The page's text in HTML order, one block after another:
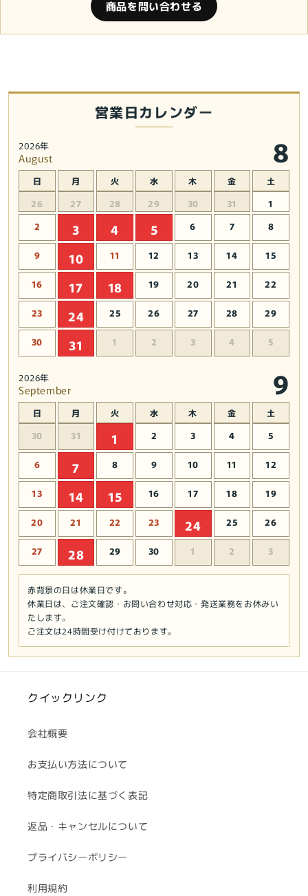
商品を問い合わせる
営業日カレンダー
2026年
August 8
日 月 火 水 木 金 土
26 27 28 29 30 31
1
2
3 4 5 6 7 8
9 10 11 12 13 14 15
16 17 18 19 20 21 22
23 24 25 26 27 28 29
30 31 1 2 3 4 5
2026年
September 9
日 月 火 水 木 金 土
30 31 1 2 3 4 5
6 7 8 9 10 11 12
13 14 15 16 17 18 19
20 21 22 23 24 25 26
27 28 29 30 1 2 3
赤背景の日は休業日です。
休業日は、ご注文確認・お問い合わせ対応・発送業務をお休みい
たします。
ご注文は24時間受け付けております。
クイックリンク
会社概要
お支払い方法について
特定商取引法に基づく表記
返品・キャンセルについて
プライバシーポリシー
利用規約